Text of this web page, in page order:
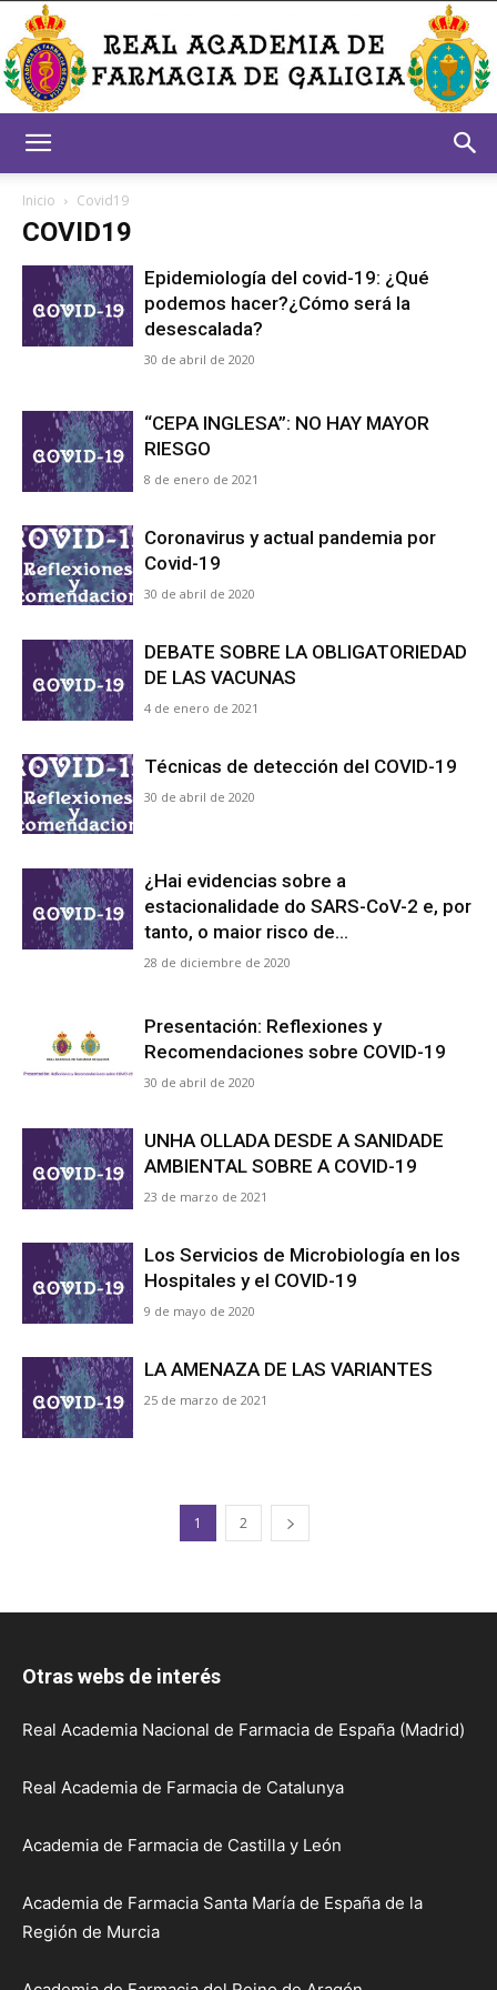
de
Galicia
Inicio Covid19
COVID19
Epidemiología del covid-19: ¿Qué
podemos hacer?¿Cómo será la
desescalada?
30 de abril de 2020
“CEPA INGLESA”: NO HAY MAYOR
RIESGO
8 de enero de 2021
Coronavirus y actual pandemia por
Covid-19
30 de abril de 2020
DEBATE SOBRE LA OBLIGATORIEDAD
DE LAS VACUNAS
4 de enero de 2021
Técnicas de detección del COVID-19
30 de abril de 2020
¿Hai evidencias sobre a
estacionalidade do SARS-CoV-2 e, por
tanto, o maior risco de...
28 de diciembre de 2020
Presentación: Reflexiones y
Recomendaciones sobre COVID-19
30 de abril de 2020
UNHA OLLADA DESDE A SANIDADE
AMBIENTAL SOBRE A COVID-19
23 de marzo de 2021
Los Servicios de Microbiología en los
Hospitales y el COVID-19
9 de mayo de 2020
LA AMENAZA DE LAS VARIANTES
25 de marzo de 2021
1 2
Otras webs de interés
Real Academia Nacional de Farmacia de España (Madrid)
Real Academia de Farmacia de Catalunya
Academia de Farmacia de Castilla y León
Academia de Farmacia Santa María de España de la
Región de Murcia